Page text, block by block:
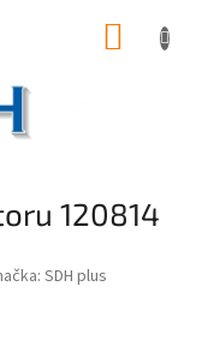
120814
SDH plus